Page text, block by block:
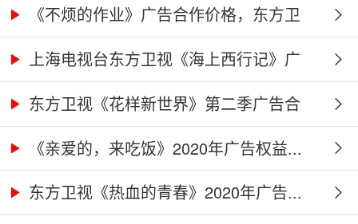
情...《不烦的作业》广告合作价格，东方卫
视...上海电视台东方卫视《海上西行记》广
告...东方卫视《花样新世界》第二季广告合
作...《亲爱的，来吃饭》2020年广告权益...
东方卫视《热血的青春》2020年广告...